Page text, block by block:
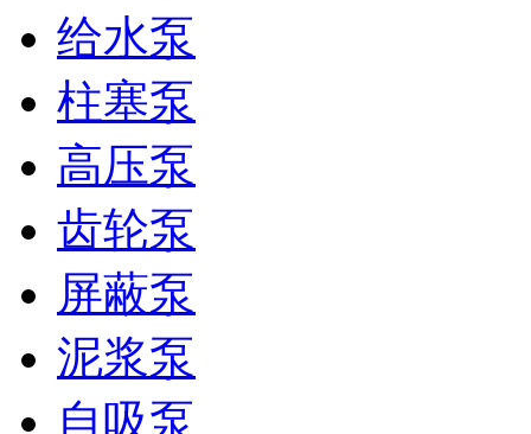
给水泵
柱塞泵
高压泵
齿轮泵
屏蔽泵
泥浆泵
自吸泵